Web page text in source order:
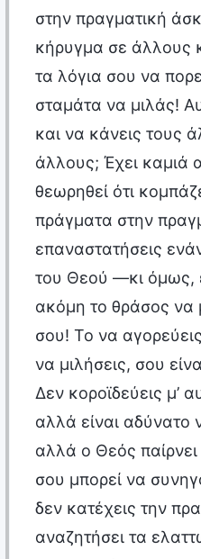
στην πραγματική
κήρυγμα σε άλλους
τα λόγια σου να
σταμάτα να μιλάς!
και να κάνεις τους
άλλους; Έχει καμιά
θεωρηθεί ότι
πράγματα στην
επαναστατήσεις
του Θεού —κι όμως,
ακόμη το θράσος να
σου! Το να
να μιλήσεις, σου
Δεν κοροϊδεύεις μ’
αλλά είναι αδύνατο
αλλά ο Θεός
σου μπορεί να
δεν κατέχεις την
αναζητήσει τα